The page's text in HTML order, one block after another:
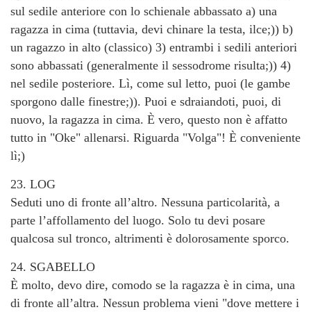
sul sedile anteriore con lo schienale abbassato a) una
ragazza in cima (tuttavia, devi chinare la testa, ilce;)) b)
un ragazzo in alto (classico) 3) entrambi i sedili anteriori
sono abbassati (generalmente il sessodrome risulta;)) 4)
nel sedile posteriore. Lì, come sul letto, puoi (le gambe
sporgono dalle finestre;)). Puoi e sdraiandoti, puoi, di
nuovo, la ragazza in cima. È vero, questo non è affatto
tutto in "Oke" allenarsi. Riguarda "Volga"! È conveniente
lì;)
23. LOG
Seduti uno di fronte all’altro. Nessuna particolarità, a
parte l’affollamento del luogo. Solo tu devi posare
qualcosa sul tronco, altrimenti è dolorosamente sporco.
24. SGABELLO
È molto, devo dire, comodo se la ragazza è in cima, una
di fronte all’altra. Nessun problema vieni "dove mettere i